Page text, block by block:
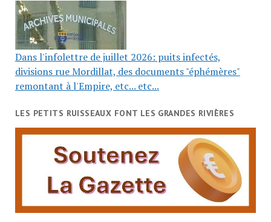
Dans l'infolettre de juillet 2026: puits infectés,
divisions rue Mordillat, des documents "éphémères"
remontant à l'Empire, etc... etc...
LES PETITS RUISSEAUX FONT LES GRANDES RIVIÈRES